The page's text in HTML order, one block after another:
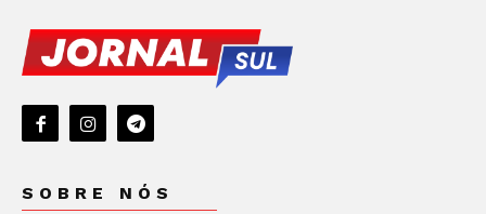
SOBRE NÓS